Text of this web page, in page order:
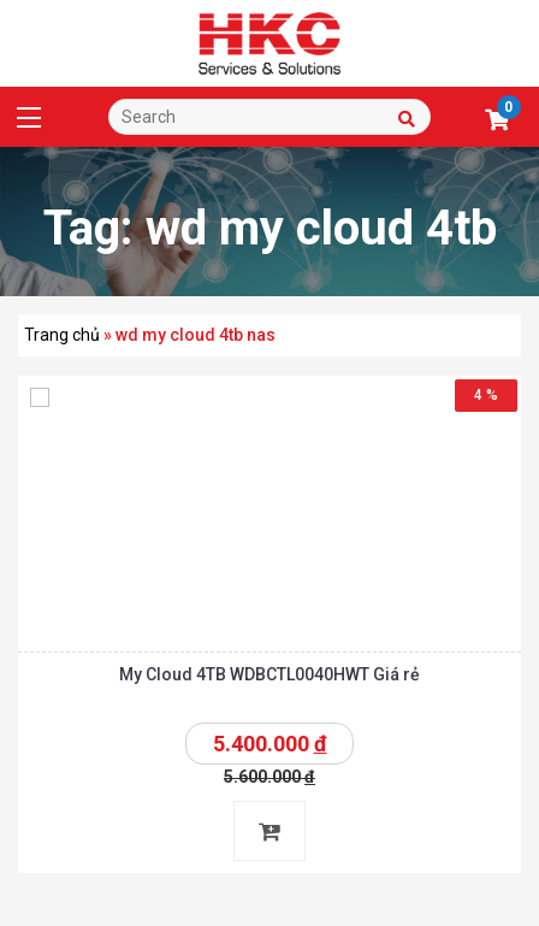
0
Tag:wd my cloud 4tb
nas
Trang chủ »wd my cloud 4tb nas
4 %
My Cloud 4TB WDBCTL0040HWT Giá rẻ
5.400.000đ
5.600.000đ